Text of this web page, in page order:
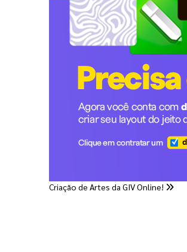
Criação de Artes da GIV Online!